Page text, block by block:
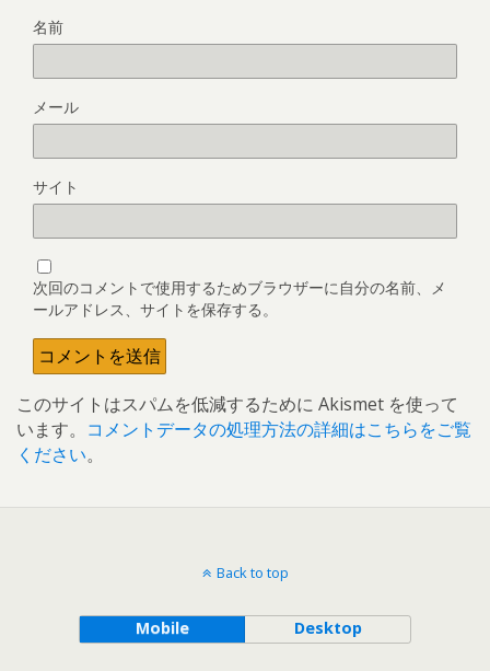
名前
メール
サイト
次回のコメントで使用するためブラウザーに自分の名前、メ
ールアドレス、サイトを保存する。
このサイトはスパムを低減するために Akismet を使って
います。 コメントデータの処理方法の詳細はこちらをご覧
ください。
Back to top
Mobile Desktop